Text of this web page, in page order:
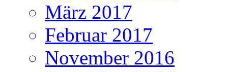
März 2017
Februar 2017
November 2016